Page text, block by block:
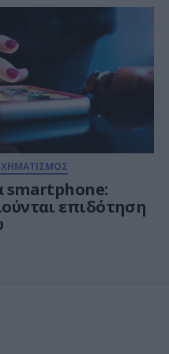
smartphone:
επιδότηση